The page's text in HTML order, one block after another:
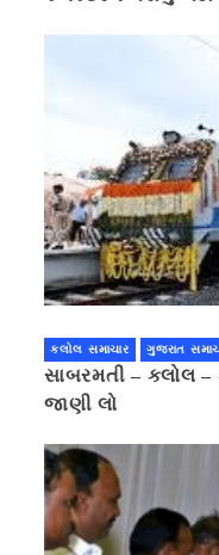
કલોલ સમાચાર ગુજરાત
સાબરમતી – કલોલ
જાણી લો